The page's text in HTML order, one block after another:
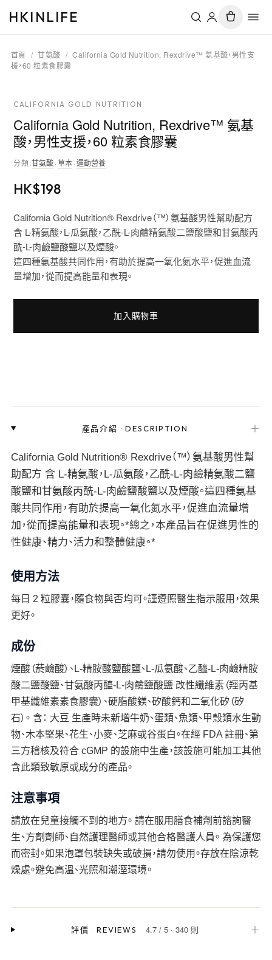
HKINLIFE
首頁 / 甘氨酸 / California Gold Nutrition, Rexdrive™ 氨基酸，男性支
援，60 粒素食膠囊
CALIFORNIA GOLD NUTRITION
California Gold Nutrition, Rexdrive™ 氨基
酸，男性支援，60 粒素食膠囊
分類:甘氨酸·草本·運動營養
HK$198
California Gold Nutrition® Rexdrive（™）氨基酸男性幫助配方
含 L-精氨酸，L-瓜氨酸，乙酰-L-肉鹼精氨酸二鹽酸鹽和甘氨酸丙
酰-L-肉鹼鹽酸鹽以及煙酸。
這四種氨基酸共同作用，有助於提高一氧化氮水平，促進血流
量增加，從而提高能量和表現。
加入購物車
產品介紹 ·DESCRIPTION ＋
California Gold Nutrition® Rexdrive（™）氨基酸男性幫
助配方 含 L-精氨酸，L-瓜氨酸，乙酰-L-肉鹼精氨酸二鹽
酸鹽和甘氨酸丙酰-L-肉鹼鹽酸鹽以及煙酸。這四種氨基
酸共同作用，有助於提高一氧化氮水平，促進血流量增
加，從而提高能量和表現。*總之，本產品旨在促進男性的
性健康、精力、活力和整體健康。*
使用方法
每日 2 粒膠囊，隨食物與否均可。謹遵照醫生指示服用，效果
更好。
成份
煙酸（菸鹼酸）、L-精胺酸鹽酸鹽、L-瓜氨酸、乙醯-L-肉鹼精胺
酸二鹽酸鹽、甘氨酸丙醯-L-肉鹼鹽酸鹽 改性纖維素（羥丙基
甲基纖維素素食膠囊）、硬脂酸鎂、矽酸鈣和二氧化矽（矽
石）。 含： 大豆 生產時未新增牛奶、蛋類、魚類、甲殼類水生動
物、木本堅果、花生、小麥、芝麻或谷蛋白。在經 FDA 註冊、第
三方稽核及符合 cGMP 的設施中生產，該設施可能加工其他
含此類致敏原或成分的產品。
注意事項
請放在兒童接觸不到的地方。 請在服用膳食補劑前諮詢醫
生、方劑劑師、自然護理醫師或其他合格醫護人員。 為保護您
而密封。如果泡罩包裝缺失或破損，請勿使用。存放在陰涼乾
燥處。避免高溫、光照和潮溼環境。
評價 ·REVIEWS 4.7/ 5· 340 則 ＋